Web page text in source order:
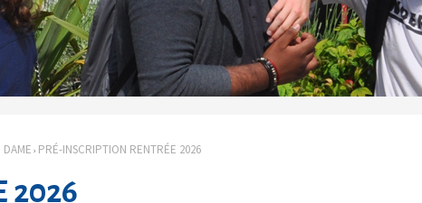
› PRÉ-INSCRIPTION RENTRÉE 2026
2026